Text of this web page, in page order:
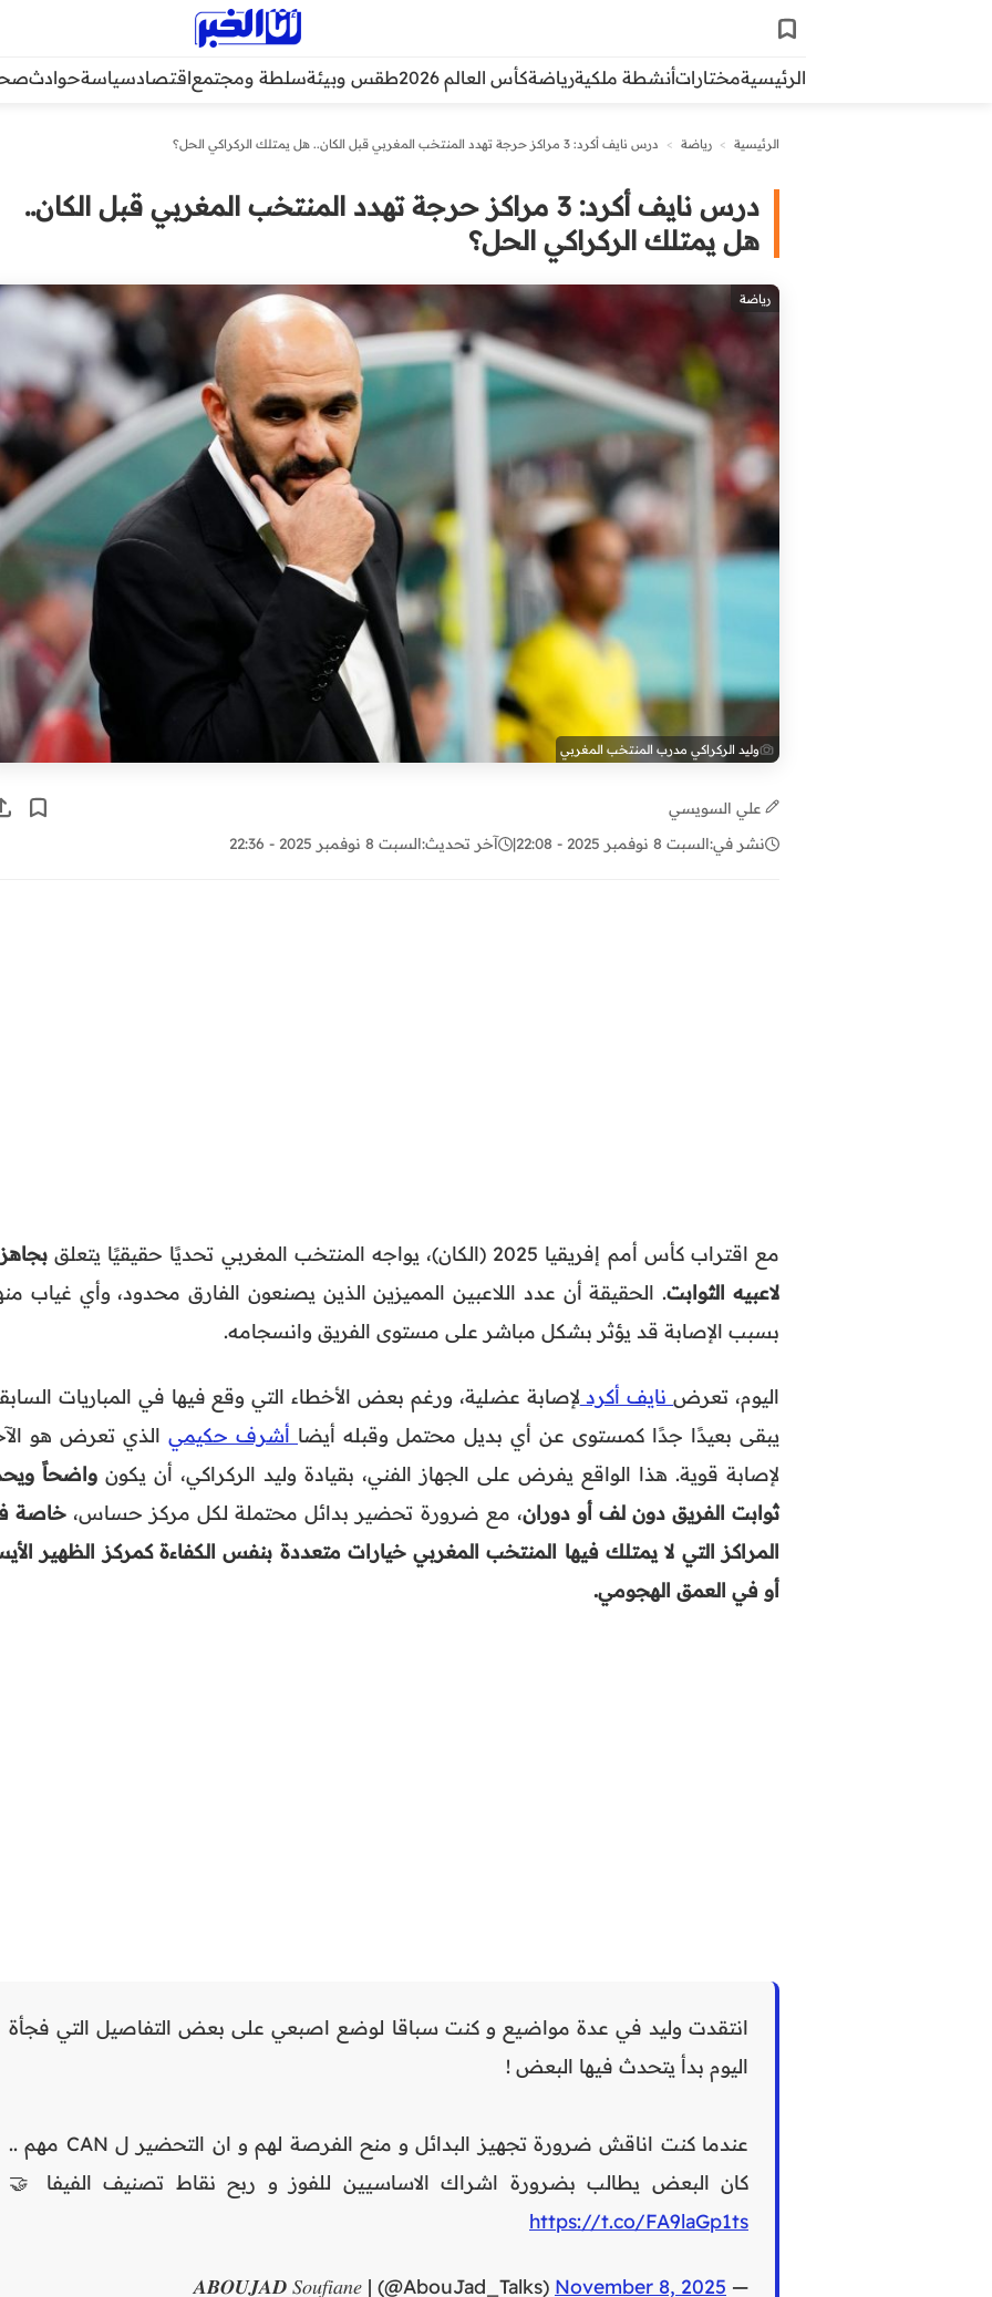
الرئيسيةمختاراتأنشطة ملكيةرياضةكأس العالم 2026 طقس وبيئةسلطة ومجتمعاقتصادسياسةحوادث
الرئيسية > رياضة > درس نايف أكرد: 3 مراكز حرجة تهدد المنتخب المغربي قبل الكان.. هل يمتلك الركراكي الحل؟
درس نايف أكرد: 3 مراكز حرجة تهدد المنتخب المغربي قبل الكان..
هل يمتلك الركراكي الحل؟
رياضة
وليد الركراكي مدرب المنتخب المغربي
علي السويسي
نشر في:السبت 8 نوفمبر 2025 - 22:08 | آخر تحديث:السبت 8 نوفمبر 2025 - 22:36
مع اقتراب كأس أمم إفريقيا 2025 (الكان)، يواجه المنتخب المغربي تحديًا حقيقيًا يتعلق
لاعبيه الثوابت. الحقيقة أن عدد اللاعبين المميزين الذين يصنعون الفارق محدود، وأي غياب
بسبب الإصابة قد يؤثر بشكل مباشر على مستوى الفريق وانسجامه.
اليوم، تعرضنايف أكردلإصابة عضلية، ورغم بعض الأخطاء التي وقع فيها في المباريات
يبقى بعيدًا جدًا كمستوى عن أي بديل محتمل وقبله أيضا أشرف حكيمي الذي تعرض هو
لإصابة قوية. هذا الواقع يفرض على الجهاز الفني، بقيادة وليد الركراكي، أن يكون واضحاً
ثوابت الفريق دون لف أو دوران، مع ضرورة تحضير بدائل محتملة لكل مركز حساس، خاصة
المراكز التي لا يمتلك فيها المنتخب المغربي خيارات متعددة بنفس الكفاءة كمركز الظهير
أو في العمق الهجومي.
انتقدت وليد في عدة مواضيع و كنت سباقا لوضع اصبعي على بعض التفاصيل التي فجأة
اليوم بدأ يتحدث فيها البعض !
عندما كنت اناقش ضرورة تجهيز البدائل و منح الفرصة لهم و ان التحضير ل CAN مهم ..
كان البعض يطالب بضرورة اشراك الاساسيين للفوز و ربح نقاط تصنيف الفيفا 🤝
https://t.co/FA9laGp1ts
— 𝑨𝑩𝑶𝑼𝑱𝑨𝑫 𝑆𝑜𝑢𝑓𝑖𝑎𝑛𝑒 | (@AbouJad_Talks)
November 8, 2025